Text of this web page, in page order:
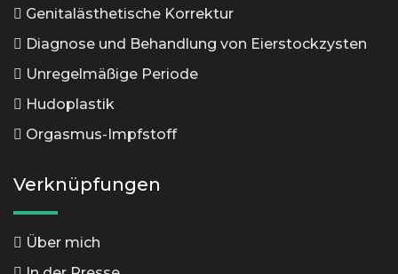
Genitalästhetische Korrektur
Diagnose und Behandlung von Eierstockzysten
Unregelmäßige Periode
Hudoplastik
Orgasmus-Impfstoff
Verknüpfungen
Über mich